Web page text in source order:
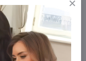
rendelni mint
szállítjuk az árut!